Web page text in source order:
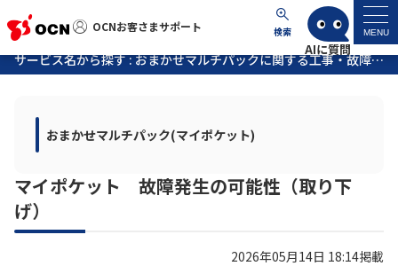
OCNお客さまサポート 検索 MENU
OCNお客さまサポート
マイページ
サポートトップ
サービス名から探す
よくあるご質問
サービス名から探す : おまかせマルチパックに関する工事・故障情報
おまかせマルチパック(マイポケット)
マイポケット 故障発生の可能性（取り下
げ）
2026年05月14日 18:14掲載